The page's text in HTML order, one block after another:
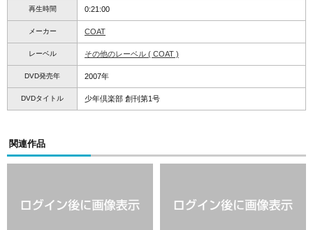
再生時間 0:21:00
メーカー COAT
レーベル その他のレーベル ( COAT )
DVD発売年 2007年
DVDタイトル 少年倶楽部 創刊第1号
関連作品